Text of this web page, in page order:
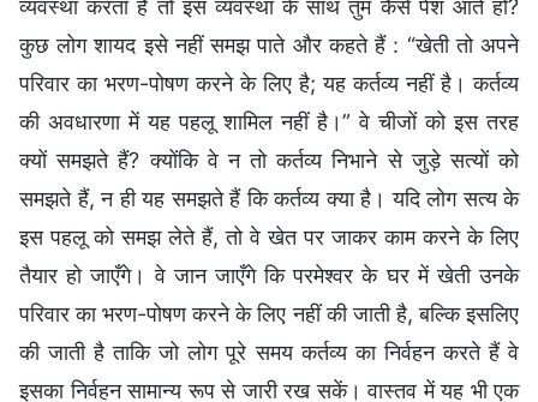
व्यवस्था करता है तो इस व्यवस्था के साथ तुम कैसे पेश आते हो?
कुछ लोग शायद इसे नहीं समझ पाते और कहते हैं : “खेती तो अपने
परिवार का भरण-पोषण करने के लिए है; यह कर्तव्य नहीं है। कर्तव्य
की अवधारणा में यह पहलू शामिल नहीं है।” वे चीजों को इस तरह
क्यों समझते हैं? क्योंकि वे न तो कर्तव्य निभाने से जुड़े सत्यों को
समझते हैं, न ही यह समझते हैं कि कर्तव्य क्या है। यदि लोग सत्य के
इस पहलू को समझ लेते हैं, तो वे खेत पर जाकर काम करने के लिए
तैयार हो जाएँगे। वे जान जाएँगे कि परमेश्वर के घर में खेती उनके
परिवार का भरण-पोषण करने के लिए नहीं की जाती है, बल्कि इसलिए
की जाती है ताकि जो लोग पूरे समय कर्तव्य का निर्वहन करते हैं वे
इसका निर्वहन सामान्य रूप से जारी रख सकें। वास्तव में यह भी एक